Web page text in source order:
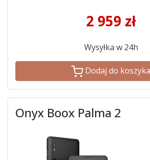
2 959 zł
Wysyłka w 24h
Dodaj do koszyka
Onyx Boox Palma 2